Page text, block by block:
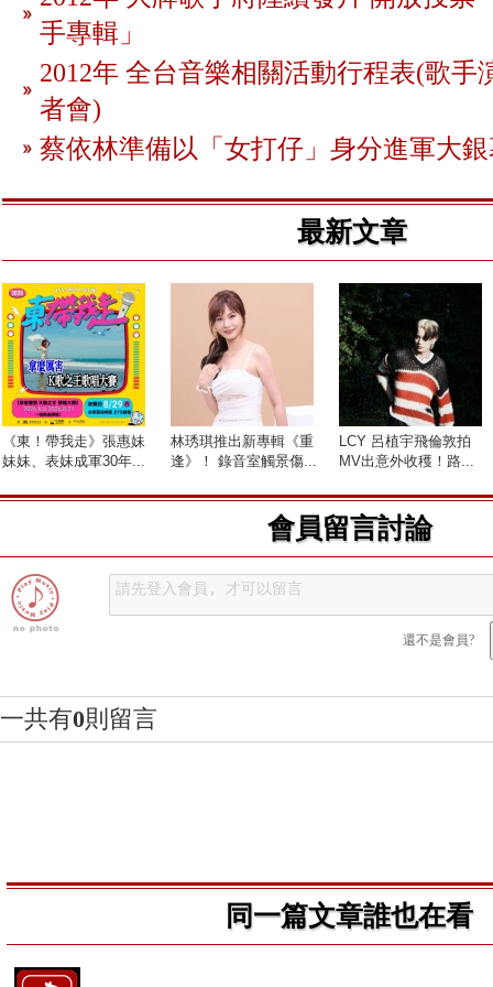
手專輯」
2012年 全台音樂相關活動行程表(歌手
者會)
蔡依林準備以「女打仔」身分進軍大
最新文章
《東！帶我走》張惠妹
妹妹、表妹成軍30年...
林琇琪推出新專輯《重
逢》！ 錄音室觸景傷...
LCY 呂植宇飛倫敦拍
MV出意外收穫！路...
會員留言討論
還不是會員?
一共有0則留言
同一篇文章誰也在看